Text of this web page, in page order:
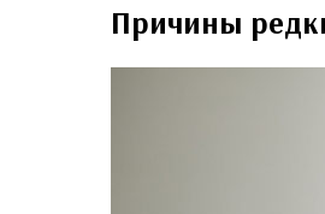
Причины